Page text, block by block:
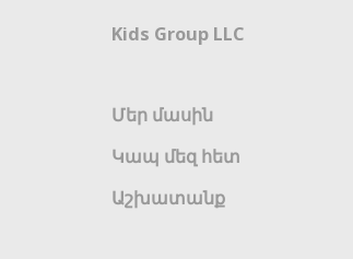
Kids Group LLC
Մեր մասին
Կապ մեզ հետ
Աշխատանք